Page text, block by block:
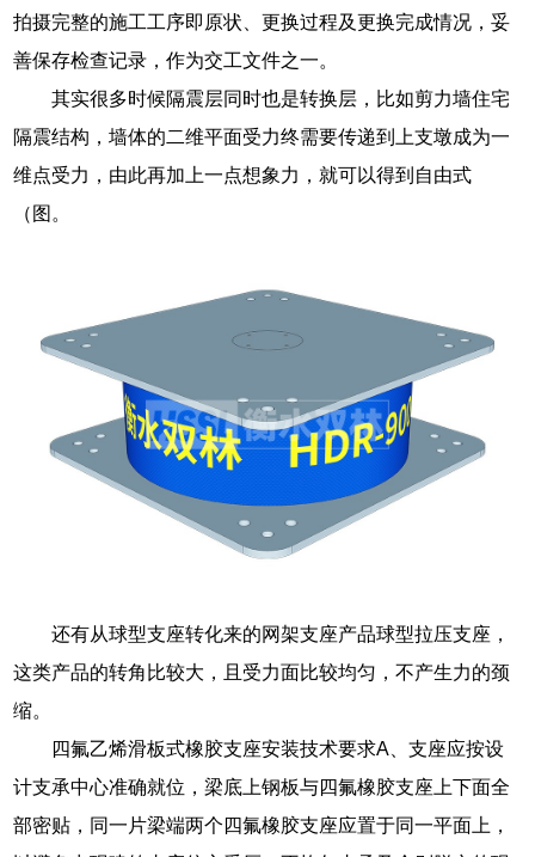
拍摄完整的施工工序即原状、更换过程及更换完成情况，妥
善保存检查记录，作为交工文件之一。
其实很多时候隔震层同时也是转换层，比如剪力墙住宅
隔震结构，墙体的二维平面受力终需要传递到上支墩成为一
维点受力，由此再加上一点想象力，就可以得到自由式
（图。
还有从球型支座转化来的网架支座产品球型拉压支座，
这类产品的转角比较大，且受力面比较均匀，不产生力的颈
缩。
四氟乙烯滑板式橡胶支座安装技术要求A、支座应按设
计支承中心准确就位，梁底上钢板与四氟橡胶支座上下面全
部密贴，同一片梁端两个四氟橡胶支座应置于同一平面上，